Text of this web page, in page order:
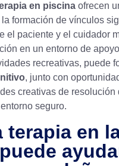
en piscina ofrecen
formación de vínculos
el paciente y el cuidador
en un entorno de
recreativas, puede
, junto con
creativas de resolución
seguro.
terapia en